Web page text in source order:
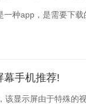
种app，是需要下
幕手机推荐!
该显示屏由于特殊的